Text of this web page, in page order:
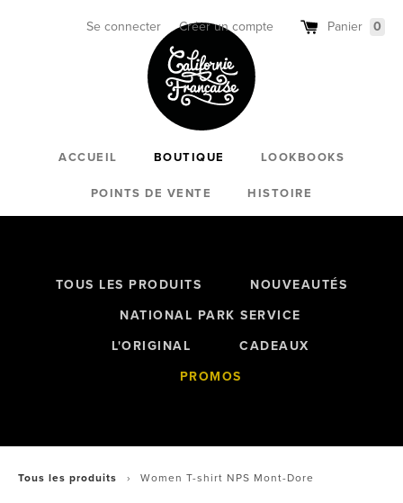
ACCUEIL BOUTIQUE LOOKBOOKS
POINTS DE VENTE HISTOIRE
Se connecter Créer un compte Panier 0
TOUS LES PRODUITS
NOUVEAUTÉS
NATIONAL PARK SERVICE
L'ORIGINAL
CADEAUX
PROMOS
Tous les produits Women T-shirt NPS Mont-Dore